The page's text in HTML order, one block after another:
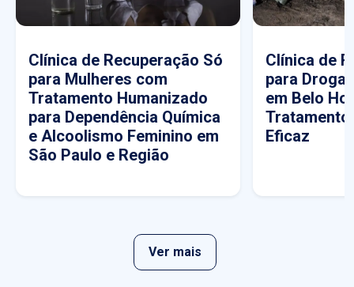
Clínica de Recuperação Só
para Mulheres com
Tratamento Humanizado
para Dependência Química
e Alcoolismo Feminino em
São Paulo e Região
Clínica de
para
em Belo
Tratamento
Eficaz
Ver mais